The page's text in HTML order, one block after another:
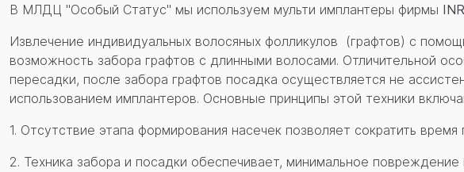
В МЛДЦ "Особый Статус" мы используем мульти имплантеры фирмы
Извлечение индивидуальных волосяных фолликулов (графтов) с
возможность забора графтов с длинными волосами. Отличительной
пересадки, после забора графтов посадка осуществляется не
использованием имплантеров. Основные принципы этой техники
1. Отсутствие этапа формирования насечек позволяет сократить
2. Техника забора и посадки обеспечивает, минимальное